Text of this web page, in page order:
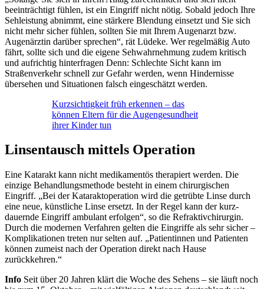
beeinträchtigt fühlen, ist ein Eingriff nicht nötig. Sobald jedoch Ihre
Sehleistung abnimmt, eine stärkere Blendung einsetzt und Sie sich
nicht mehr sicher fühlen, sollten Sie mit Ihrem Augenarzt bzw.
Augenärztin darüber sprechen“, rät Lüdeke. Wer regelmäßig Auto
fährt, sollte sich und die eigene Sehwahrnehmung zudem kritisch
und aufrichtig hinterfragen Denn: Schlechte Sicht kann im
Straßenverkehr schnell zur Gefahr werden, wenn Hindernisse
übersehen und Situationen falsch eingeschätzt werden.
Kurzsichtigkeit früh erkennen – das
können Eltern für die Augengesundheit
ihrer Kinder tun
Linsentausch mittels Operation
Eine Katarakt kann nicht medikamentös therapiert werden. Die
einzige Behandlungsmethode besteht in einem chirurgischen
Eingriff. „Bei der Kataraktoperation wird die getrübte Linse durch
eine neue, künstliche Linse ersetzt. In der Regel kann der kurz-
dauernde Eingriff ambulant erfolgen“, so die Refraktivchirurgin.
Durch die modernen Verfahren gelten die Eingriffe als sehr sicher –
Komplikationen treten nur selten auf. „Patientinnen und Patienten
können zumeist nach der Operation direkt nach Hause
zurückkehren.“
Info Seit über 20 Jahren klärt die Woche des Sehens – sie läuft noch